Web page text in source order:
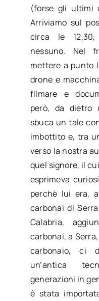
(forse gli ultimi
Arriviamo sul
circa le
nessuno. Nel
mettere a punto
drone e
filmare e
però, da dietro
sbuca un tale
imbottito e, tra
verso la nostra
quel signore, il
esprimeva
perchè lui era,
carbonai di
Calabria,
carbonai, a
carbonaio, ci
un’antica
generazioni in
è stata